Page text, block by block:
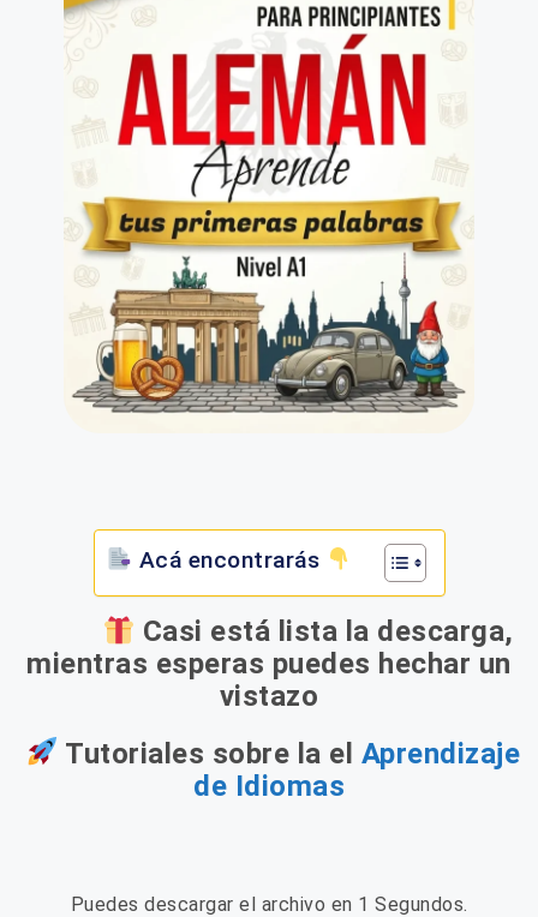
Acá encontrarás
Casi está lista la descarga,
mientras esperas puedes hechar un
vistazo
Tutoriales sobre la el Aprendizaje
de Idiomas
Puedes descargar el archivo en 0 Segundos.